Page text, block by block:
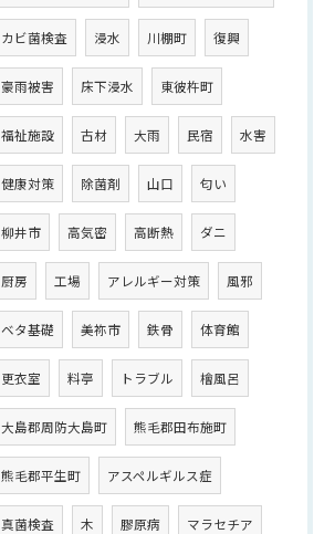
カビ菌検査 浸水 川棚町 復興
豪雨被害 床下浸水 東彼杵町
福祉施設 古材 大雨 民宿 水害
健康対策 除菌剤 山口 匂い
柳井市 高気密 高断熱 ダニ
厨房 工場 アレルギー対策 風邪
ベタ基礎 美祢市 鉄骨 体育館
更衣室 料亭 トラブル 檜風呂
大島郡周防大島町 熊毛郡田布施町
熊毛郡平生町 アスペルギルス症
真菌検査 木 膠原病 マラセチア